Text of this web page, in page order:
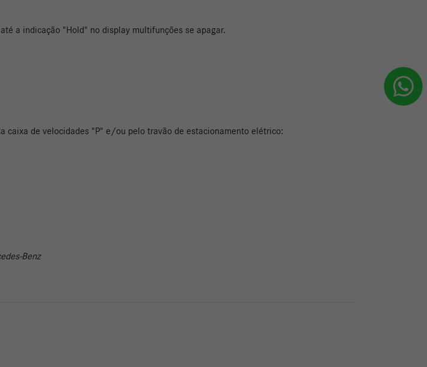
a indicação "Hold" no display multifunções se apagar.
caixa de velocidades "P" e/ou pelo travão de estacionamento elétrico:
Benz